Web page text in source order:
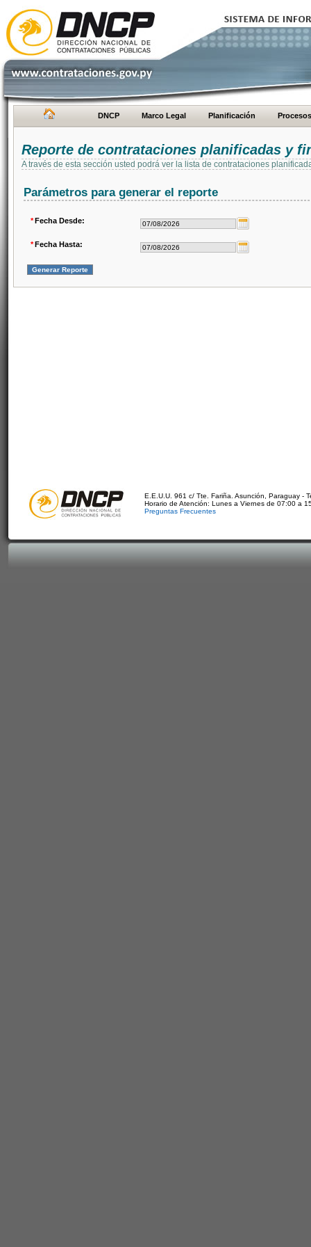
DNCP Marco Legal Planificación Procesos
Reporte de contrataciones planificadas y
A través de esta sección usted podrá ver la lista de contrataciones
Parámetros para generar el reporte
*Fecha Desde:
*Fecha Hasta:
E.E.U.U. 961 c/ Tte. Fariña. Asunción, Paraguay -
Horario de Atención: Lunes a Viernes de 07:00 a
Preguntas Frecuentes